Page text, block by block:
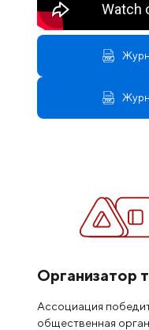
Организатор
Ассоциация
общественная